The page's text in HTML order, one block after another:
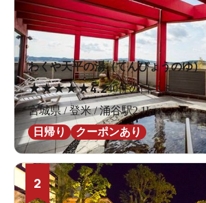
わくや天平の湯（てんぴょうのゆ）
★★★★★4.240件の口コミ
宮城県 / 登米 / 涌谷駅2.1km
日帰り
クーポンあり
2